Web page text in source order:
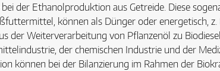
der Ethanolproduktion aus Getreide. Diese
können als Dünger oder energetisch, z.
der Weiterverarbeitung von Pflanzenöl zu
der chemischen Industrie und der
können bei der Bilanzierung im Rahmen der